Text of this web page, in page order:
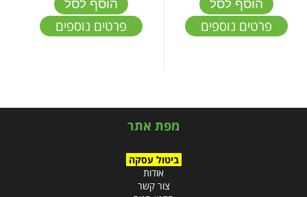
הוסף לסל
פרטים נוספים
הוסף לסל
פרטים נוספים
מפת אתר
ביטול עסקה
אודות
צור קשר